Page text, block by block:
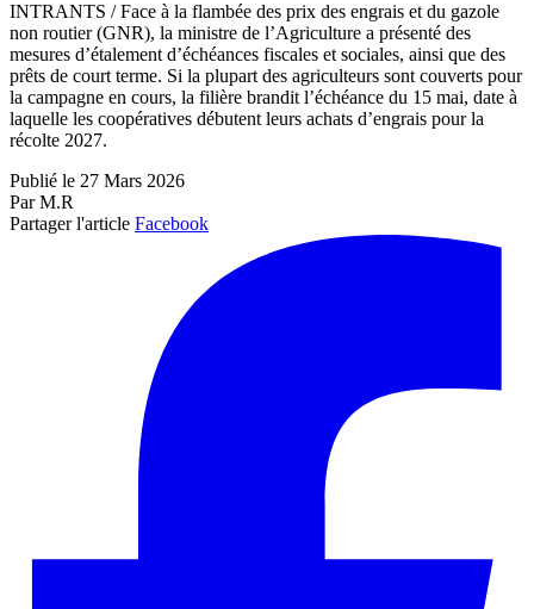
INTRANTS / Face à la flambée des prix des engrais et du gazole
non routier (GNR), la ministre de l’Agriculture a présenté des
mesures d’étalement d’échéances fiscales et sociales, ainsi que des
prêts de court terme. Si la plupart des agriculteurs sont couverts pour
la campagne en cours, la filière brandit l’échéance du 15 mai, date à
laquelle les coopératives débutent leurs achats d’engrais pour la
récolte 2027.
Publié le 27 Mars 2026
Par M.R
Partager l'article Facebook